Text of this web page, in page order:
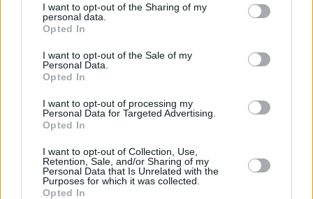
de su consentimiento, pero usted tiene el derecho de
rechazar tal procesamiento. Sus preferencias se aplicarán
cualquier momento entrando de nuevo en este sitio web o
visitando nuestra política de privacidad.
I want to opt-out of the Sharing of my
personal data.
Opted In
I want to opt-out of the Sale of my
Personal Data.
Opted In
I want to opt-out of processing my
Personal Data for Targeted Advertising.
Opted In
I want to opt-out of Collection, Use,
Retention, Sale, and/or Sharing of my
Personal Data that Is Unrelated with the
Purposes for which it was collected.
Opted In